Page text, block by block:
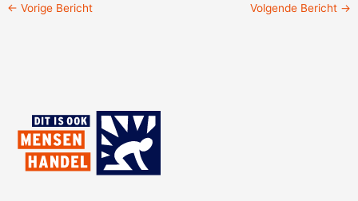
← Vorige Bericht Volgende Bericht →